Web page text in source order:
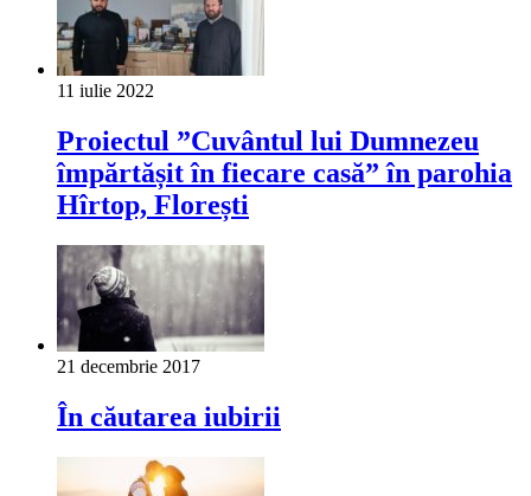
11 iulie 2022
Proiectul ”Cuvântul lui Dumnezeu
împărtășit în fiecare casă” în parohia
Hîrtop, Florești
21 decembrie 2017
În căutarea iubirii